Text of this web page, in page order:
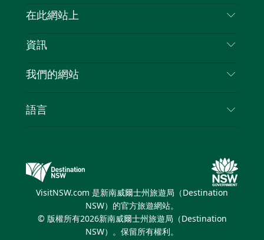
喳
聯絡我們
隱私
Cookie 通知
在此網站上
目的地
新南威爾士州公路旅行
活動
資訊
旅行資訊
新南威爾士州的商業
我們的網站
新南威爾士州旅遊局（Destination NSW）媒體中
繽紛雪梨燈光音樂節
語言
VisitNSW.com 是新南威爾士州旅遊局（Destination
NSW）的官方旅遊網站。
© 版權所有2026新南威爾士州旅遊局（Destination
NSW）。保留所有權利。